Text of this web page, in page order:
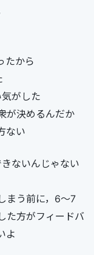
たから
がした
が決めるんだか
ない
ないんじゃない
まう前に，6～7
た方がフィードバ
よ